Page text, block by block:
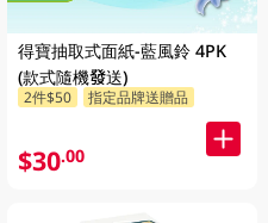
得寶抽取式面紙-藍風鈴 4PK
(款式隨機發送)
2件$50 指定品牌送贈品
$30.00